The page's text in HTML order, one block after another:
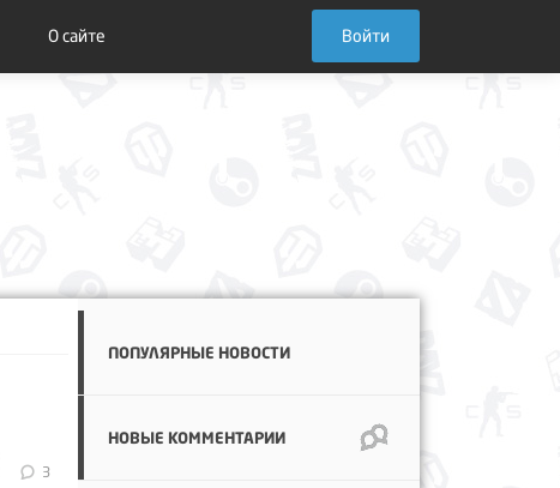
О сайте Войти
3
ПОПУЛЯРНЫЕ НОВОСТИ
НОВЫЕ КОММЕНТАРИИ